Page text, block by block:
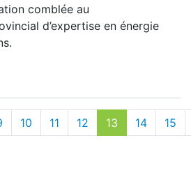
comblée au
d’expertise en énergie
10 11 12 13 14 15